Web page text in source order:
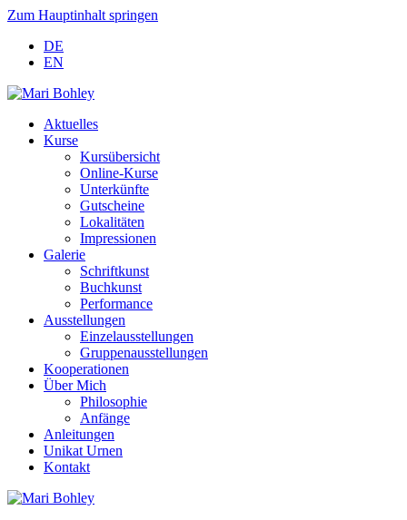
Zum Hauptinhalt springen
DE
EN
Aktuelles
Kurse
Kursübersicht
Online-Kurse
Unterkünfte
Gutscheine
Lokalitäten
Impressionen
Galerie
Schriftkunst
Buchkunst
Performance
Ausstellungen
Einzelausstellungen
Gruppenausstellungen
Kooperationen
Über Mich
Philosophie
Anfänge
Anleitungen
Unikat Urnen
Kontakt